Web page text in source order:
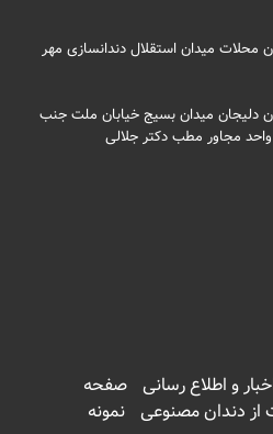
محلات میدان استقلال دندانسازی مهر
دلیجان میدان بسیج خیابان ملت جنب
و اطلاع رسانی صفحه
از دندان مصنوعی نمونه